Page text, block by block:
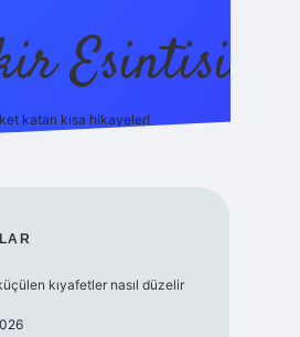
Esintisi
katan kısa hikayeler!
kıyafetler nasıl düzelir